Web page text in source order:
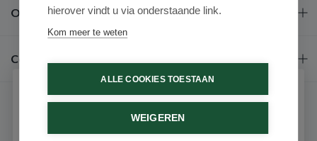
Over ons
Contact
hierover vindt u via onderstaande link.
Kom meer te weten
ALLE COOKIES TOESTAAN
WEIGEREN
Schrijf je in voor onze nieuwsbrief
Ontvang als eerste de beste aanbiedingen en persoonlijk
advies